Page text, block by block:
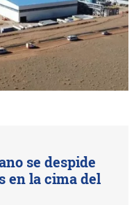
se despide
en la cima del